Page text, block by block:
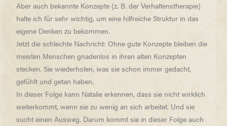
Aber auch bekannte Konzepte (z. B. der Verhaltenstherapie)
halte ich für sehr wichtig, um eine hilfreiche Struktur in das
eigene Denken zu bekommen.
Jetzt die schlechte Nachricht: Ohne gute Konzepte bleiben die
meisten Menschen gnadenlos in ihren alten Konzepten
stecken. Sie wiederholen, was sie schon immer gedacht,
gefühlt und getan haben.
In dieser Folge kann Natalie erkennen, dass sie nicht wirklich
weiterkommt, wenn sie zu wenig an sich arbeitet. Und sie
sucht einen Ausweg. Darum kommt sie in dieser Folge auch